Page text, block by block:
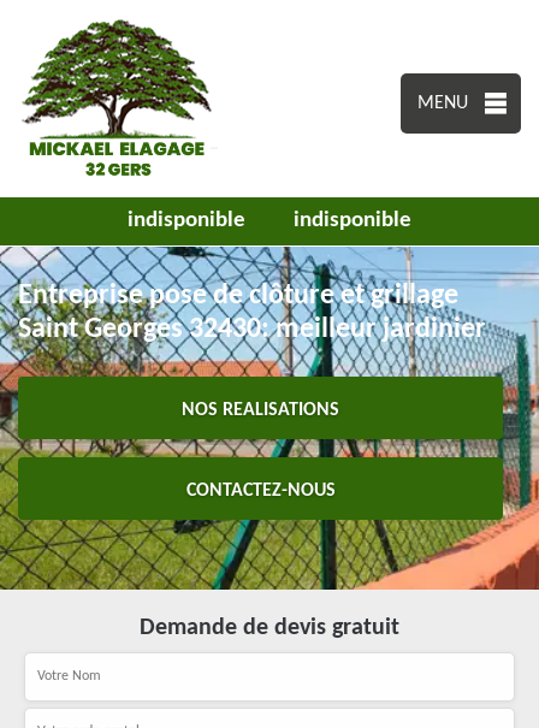
MENU
indisponible indisponible
Entreprise pose de clôture et grillage
Saint Georges 32430: meilleur jardinier
NOS REALISATIONS
CONTACTEZ-NOUS
Demande de devis gratuit